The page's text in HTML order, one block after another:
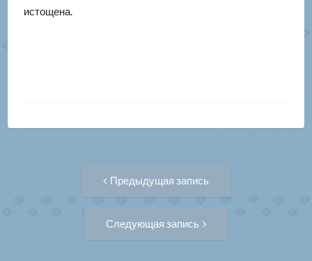
истощена.
Навигация
записям
Предыдущая запись
Следующая запись